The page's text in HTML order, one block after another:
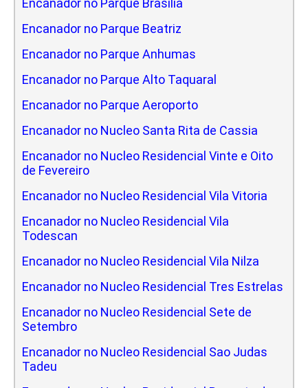
Encanador no Parque Beatriz
Encanador no Parque Anhumas
Encanador no Parque Alto Taquaral
Encanador no Parque Aeroporto
Encanador no Nucleo Santa Rita de Cassia
Encanador no Nucleo Residencial Vinte e Oito
de Fevereiro
Encanador no Nucleo Residencial Vila Vitoria
Encanador no Nucleo Residencial Vila
Todescan
Encanador no Nucleo Residencial Vila Nilza
Encanador no Nucleo Residencial Tres Estrelas
Encanador no Nucleo Residencial Sete de
Setembro
Encanador no Nucleo Residencial Sao Judas
Tadeu